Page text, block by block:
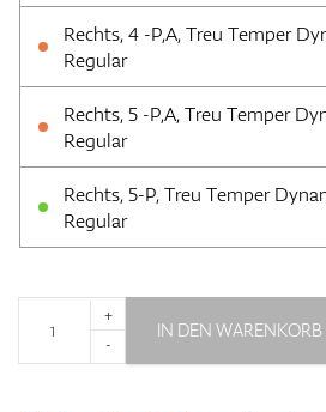
Rechts, 4 -P,A, Treu Temper
Regular
Rechts, 5 -P,A, Treu Temper
Regular
Rechts, 5-P, Treu Temper
Regular
+
-
IN DEN WARENKORB